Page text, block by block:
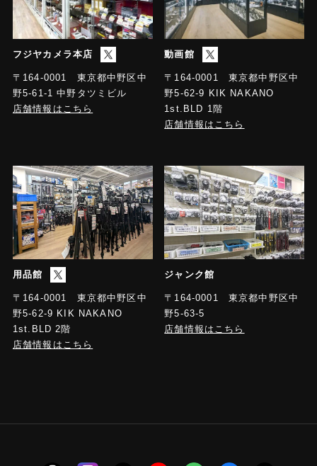
入力端子
VIDEO INPUT 1〜3端子：HDMIタイプA
MIC IN 1〜2端子：コンボ・タイプ（XLR、TRS標
準）、ファンタム電源（DC 48V、10mA Max）
USB STREAM端子：USB Bタイプ
LINE OUT端子：RCAピン・タイプ
USB STREAM端子：USB Bタイプ
PHONES端子：ステレオ・ミニ・タイプ
規定入力レベル
MIC IN 1～2端子：-60～+10dBu（最大入力レベル：
+28dBu）
LINE IN端子：-10dBu（最大入力レベル：+8dBu）
入力インピーダンス
MIC IN 1〜2端子：10kΩ以上（バランス、HEAD
AMP GAIN：0〜+17dBu）、5kΩ以上（バランス、
フジヤカメラ本店
〒164-0001 東京都中野区中
野5-61-1 中野タツミビル
店舗情報はこちら
動画館
〒164-0001 東京都中野区中
野5-62-9 KIK NAKANO
1st.BLD 1階
店舗情報はこちら
用品館
〒164-0001 東京都中野区中
野5-62-9 KIK NAKANO
1st.BLD 2階
店舗情報はこちら
ジャンク館
〒164-0001 東京都中野区中
野5-63-5
店舗情報はこちら